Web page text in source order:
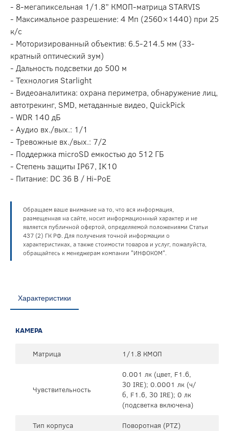
- 8-мегапиксельная 1/1.8” КМОП-матрица STARVIS
- Максимальное разрешение: 4 Мп (2560×1440) при 25
к/с
- Моторизированный объектив: 6.5-214.5 мм (33-
кратный оптический зум)
- Дальность подсветки до 500 м
- Технология Starlight
- Видеоаналитика: охрана периметра, обнаружение лиц,
автотрекинг, SMD, метаданные видео, QuickPick
- WDR 140 дБ
- Аудио вх./вых.: 1/1
- Тревожные вх./вых.: 7/2
- Поддержка microSD емкостью до 512 ГБ
- Степень защиты IP67, IK10
- Питание: DC 36 В / Hi-PoE
Обращаем ваше внимание на то, что вся информация,
размещенная на сайте, носит информационный характер и не
является публичной офертой, определяемой положениями Статьи
437 (2) ГК РФ. Для получения точной информации о
характеристиках, а также стоимости товаров и услуг, пожалуйста,
обращайтесь к менеджерам компании "ИНФОКОМ".
Характеристики
КАМЕРА
Матрица 1/1.8 КМОП
Чувствительность
0.001 лк (цвет, F1.6,
30 IRE); 0.0001 лк (ч/
б, F1.6, 30 IRE); 0 лк
(подсветка включена)
Тип корпуса
Поворотная (PTZ)